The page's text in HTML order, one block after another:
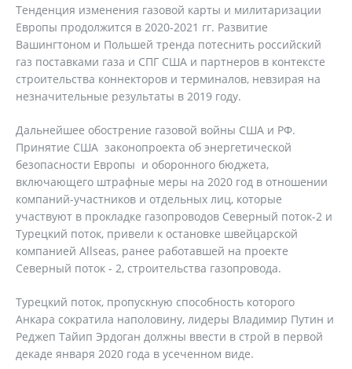
Тенденция изменения газовой карты и милитаризации
Европы продолжится в 2020-2021 гг. Развитие
Вашингтоном и Польшей тренда потеснить российский
газ поставками газа и СПГ США и партнеров в контексте
строительства коннекторов и терминалов, невзирая на
незначительные результаты в 2019 году.
Дальнейшее обострение газовой войны США и РФ.
Принятие США законопроекта об энергетической
безопасности Европы и оборонного бюджета,
включающего штрафные меры на 2020 год в отношении
компаний-участников и отдельных лиц, которые
участвуют в прокладке газопроводов Северный поток-2 и
Турецкий поток, привели к остановке швейцарской
компанией Allseas, ранее работавшей на проекте
Северный поток - 2, строительства газопровода.
Турецкий поток, пропускную способность которого
Анкара сократила наполовину, лидеры Владимир Путин и
Реджеп Тайип Эрдоган должны ввести в строй в первой
декаде января 2020 года в усеченном виде.